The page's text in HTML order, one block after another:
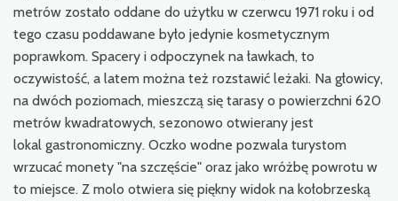
metrów zostało oddane do użytku w czerwcu 1971 roku i od
tego czasu poddawane było jedynie kosmetycznym
poprawkom. Spacery i odpoczynek na ławkach, to
oczywistość, a latem można też rozstawić leżaki. Na głowicy,
na dwóch poziomach, mieszczą się tarasy o powierzchni 620
metrów kwadratowych, sezonowo otwierany jest
lokal gastronomiczny. Oczko wodne pozwala turystom
wrzucać monety "na szczęście" oraz jako wróżbę powrotu w
to miejsce. Z molo otwiera się piękny widok na kołobrzeską